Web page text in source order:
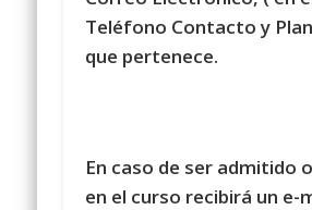
Teléfono Contacto y
que pertenece.
En caso de ser admitido
en el curso recibirá un e-